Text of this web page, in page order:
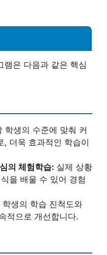
램은 다음과 같은 핵심
학생의 수준에 맞춰 커
, 더욱 효과적인 학습이
의 체험학습: 실제 상황
을 배울 수 있어 경험
학생의 학습 진척도와
적으로 개선합니다.